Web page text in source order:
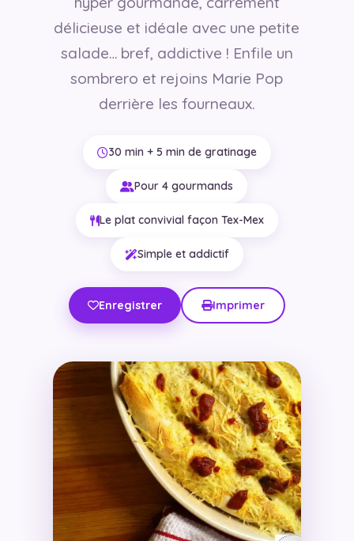
délicieuse et idéale avec une petite
salade… bref, addictive ! Enfile un
sombrero et rejoins Marie Pop
derrière les fourneaux.
30 min + 5 min de gratinage
Pour 4 gourmands
Le plat convivial façon Tex-Mex
Simple et addictif
Enregistrer Imprimer